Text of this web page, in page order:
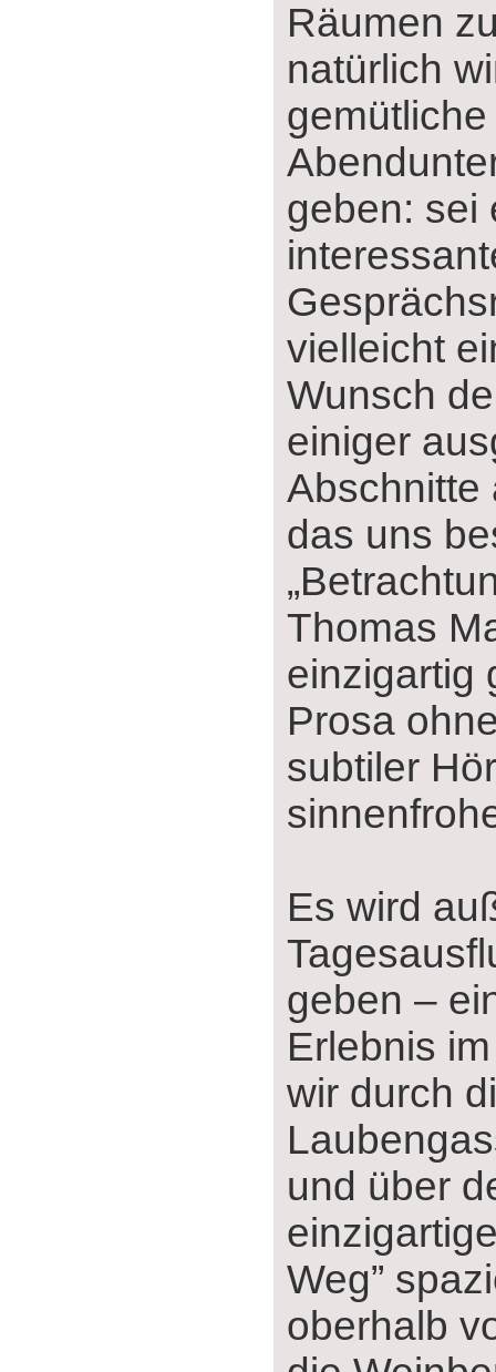
Räumen
natürlich
gemütliche
geben: sei
vielleicht
Wunsch
einiger
Abschnitte
das uns
Thomas
einzigartig
Prosa
subtiler
Es wird
geben ‒
Erlebnis
wir durch
und über
Weg”
oberhalb